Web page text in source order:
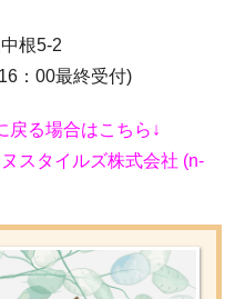
根5-2
：00最終受付)
戻る場合はこちら↓
スタイルズ株式会社 (n-